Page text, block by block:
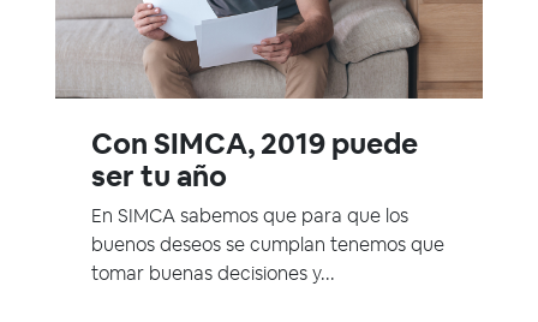
Con SIMCA, 2019 puede
ser tu año
En SIMCA sabemos que para que los
buenos deseos se cumplan tenemos que
tomar buenas decisiones y...